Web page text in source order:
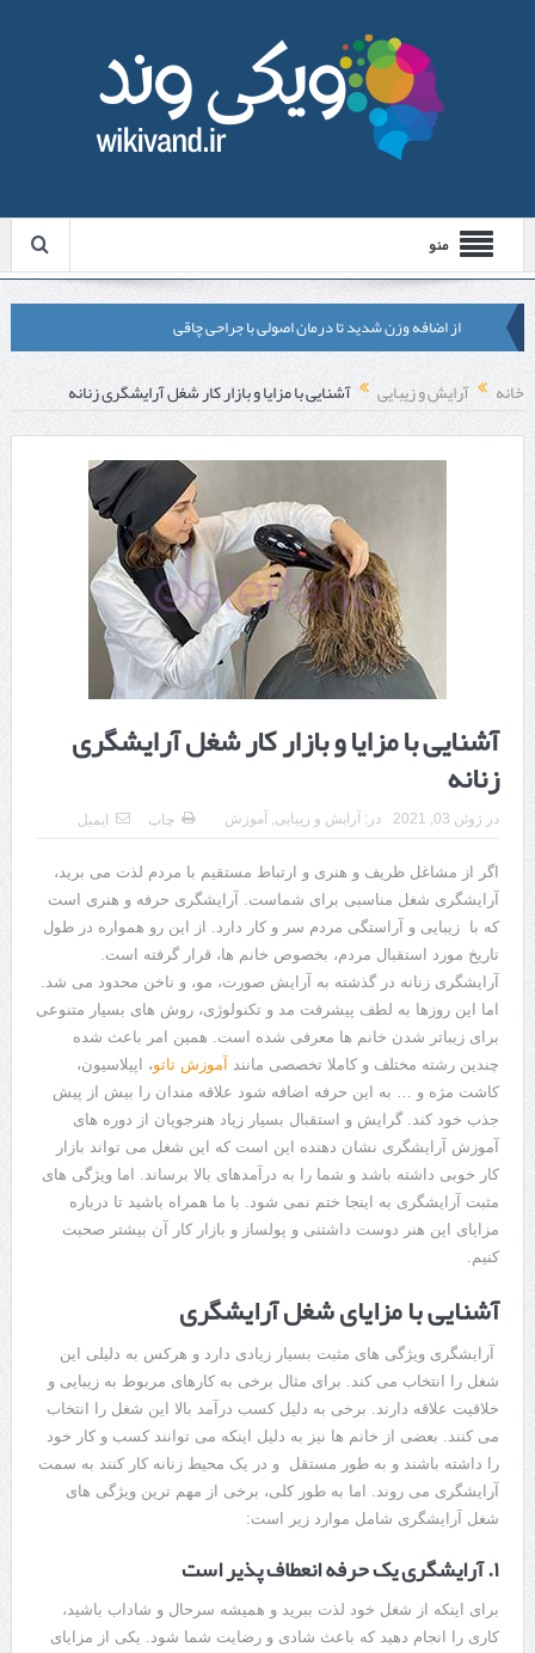
منو
از اضافه وزن شدید تا درمان اصولی با جراحی چاقی
لیزر موهای زائد شاتی یا رولی؟ مقایسه لیزرهای واقعی با شبه‌ لیزر در
مشهد
قبل از تماس با تعمیرکار ماشین ظرفشویی وستینگهاوس این موارد را
هزینه ایمپلنت دندان در ترکیه 1405 | قیمت، مزایا، معایب و مقایسه با
محصولات تراست؛ بهترین گزینه برای مراقبت از پوست
کلاس تیزهوشان برای چه دانش‌آموزانی ضروری‌تر است؟
آشنایی با هنر عاج کاری
7 سوئیت محبوب مشهد نزدیک حرم با غذا و نظر مسافران
درمان ترک های پوستی با لیزر در مشهد | لیزر فوتونا برای بهبود قطعی
استریا
طراحی در خدمت نظم؛ از قفسه ‌های یک‌ طرفه تا دو طرفه، روایت
هوشمندی در معماری فروشگاه
خانه آرایش و زیبایی آشنایی با مزایا و بازار کار شغل آرایشگری زنانه
آشنایی با مزایا و بازار کار شغل آرایشگری
زنانه
در ژوئن 03, 2021 در: آرایش و زیبایی, آموزش چاپ ایمیل
اگر از مشاغل ظریف و هنری و ارتباط مستقیم با مردم لذت می برید،
آرایشگری شغل مناسبی برای شماست. آرایشگری حرفه و هنری است
که با زیبایی و آراستگی مردم سر و کار دارد. از این رو همواره در طول
تاریخ مورد استقبال مردم،‌ بخصوص خانم ها، قرار گرفته است.
آرایشگری زنانه در گذشته به آرایش صورت، مو، و ناخن محدود می شد.
اما این روزها به لطف پیشرفت مد و تکنولوژی، روش های بسیار متنوعی
برای زیباتر شدن خانم ها معرفی شده است. همین امر باعث شده
چندین رشته مختلف و کاملا تخصصی مانند
آموزش تاتو، اپیلاسیون،
کاشت مژه و … به این حرفه اضافه شود علاقه مندان را بیش از پیش
جذب خود کند. گرایش و استقبال بسیار زیاد هنرجویان از دوره های
آموزش آرایشگری نشان دهنده این است که این شغل می تواند بازار
کار خوبی داشته باشد و شما را به درآمدهای بالا برساند. اما ویژگی های
مثبت آرایشگری به اینجا ختم نمی شود. با ما همراه باشید تا درباره
مزایای این هنر دوست داشتنی و پولساز و بازار کار آن بیشتر صحبت
کنیم.
آشنایی با مزایای شغل آرایشگری
آرایشگری ویژگی های مثبت بسیار زیادی دارد و هرکس به دلیلی این
شغل را انتخاب می کند. برای مثال برخی به کارهای مربوط به زیبایی و
خلاقیت علاقه دارند. برخی به دلیل کسب درآمد بالا این شغل را انتخاب
می کنند. بعضی از خانم ها نیز به دلیل اینکه می توانند کسب و کار خود
را داشته باشند و به طور مستقل و در یک محیط زنانه کار کنند به سمت
آرایشگری می روند. اما به طور کلی، برخی از مهم ترین ویژگی های
شغل آرایشگری شامل موارد زیر است:
۱. آرایشگری یک حرفه انعطاف پذیر است
برای اینکه از شغل خود لذت ببرید و همیشه سرحال و شاداب باشید،
کاری را انجام دهید که باعث شادی و رضایت شما شود. یکی از مزایای